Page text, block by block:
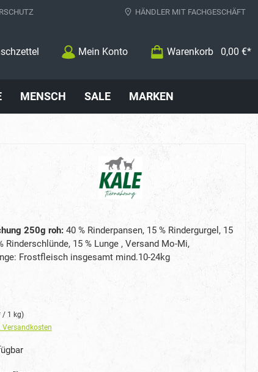
HÄNDLER MIT FACHGESCHÄFT
Mein Konto Warenkorb 0,00 €*
MENSCH SALE MARKEN
250g roh: 40 % Rinderpansen, 15 % Rindergurgel, 15
Rinderschlünde, 15 % Lunge , Versand Mo-Mi,
Frostfleisch insgesamt mind.10-24kg
/ 1 kg)
Versandkosten